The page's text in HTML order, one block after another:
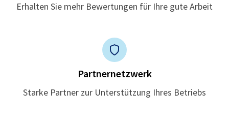
Erhalten Sie mehr Bewertungen für Ihre gute Arbeit
Partnernetzwerk
Starke Partner zur Unterstützung Ihres Betriebs